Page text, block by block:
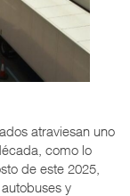
atraviesan uno
como lo
de este 2025,
y